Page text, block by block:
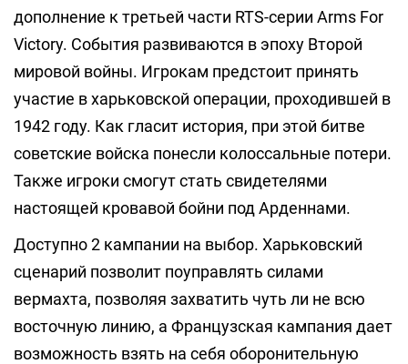
дополнение к третьей части RTS-серии Arms For
Victory. События развиваются в эпоху Второй
мировой войны. Игрокам предстоит принять
участие в харьковской операции, проходившей в
1942 году. Как гласит история, при этой битве
советские войска понесли колоссальные потери.
Также игроки смогут стать свидетелями
настоящей кровавой бойни под Арденнами.
Доступно 2 кампании на выбор. Харьковский
сценарий позволит поуправлять силами
вермахта, позволяя захватить чуть ли не всю
восточную линию, а Французская кампания дает
возможность взять на себя оборонительную